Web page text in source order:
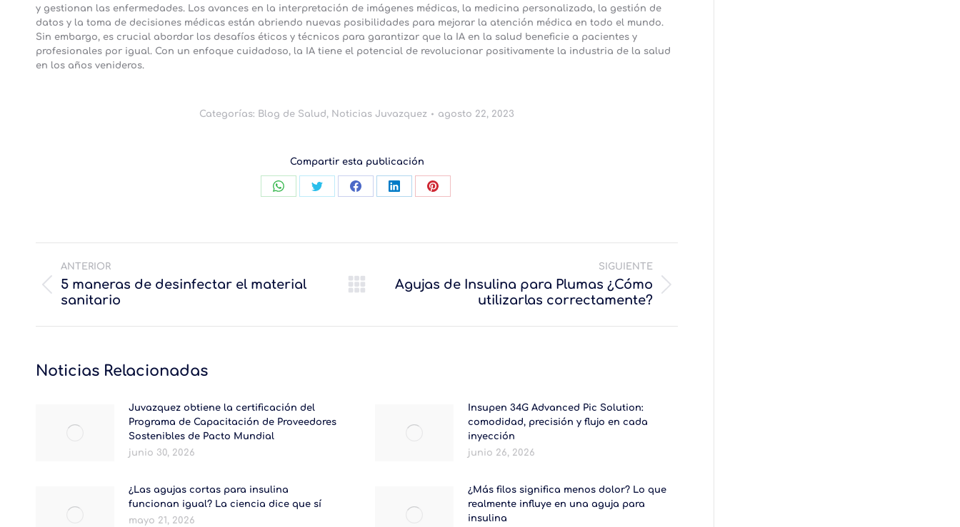
y gestionan las enfermedades. Los avances en la interpretación de imágenes médicas, la medicina personalizada, la gestión de
datos y la toma de decisiones médicas están abriendo nuevas posibilidades para mejorar la atención médica en todo el mundo.
Sin embargo, es crucial abordar los desafíos éticos y técnicos para garantizar que la IA en la salud beneficie a pacientes y
profesionales por igual. Con un enfoque cuidadoso, la IA tiene el potencial de revolucionar positivamente la industria de la salud
en los años venideros.
Categorías: Blog de Salud, Noticias Juvazquez agosto 22, 2023
Compartir esta publicación
CompartirCompartirCompartirCompartirCompartir
entre
publicaciones
ANTERIOR
Publicación
anterior:
5 maneras de desinfectar el material
sanitario
SIGUIENTE
Publicación
Agujas de Insulina para Plumas ¿Cómo
utilizarlas correctamente?
Noticias Relacionadas
Juvazquez obtiene la certificación del
Programa de Capacitación de Proveedores
Sostenibles de Pacto Mundial
junio 30, 2026
Insupen 34G Advanced Pic Solution:
comodidad, precisión y flujo en cada
inyección
junio 26, 2026
¿Las agujas cortas para insulina
funcionan igual? La ciencia dice que sí
mayo 21, 2026
¿Más filos significa menos dolor? Lo que
realmente influye en una aguja para
insulina